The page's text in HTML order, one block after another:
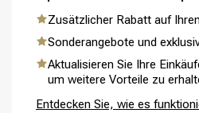
Umformung
Zusätzlicher Rabatt auf
Sonderangebote und
Aktualisieren Sie Ihre
um weitere Vorteile zu
Entdecken Sie, wie es